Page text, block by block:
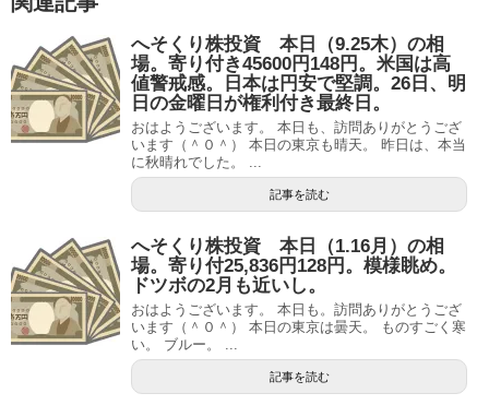
へそくり株投資 本日（9.25木）の相
場。寄り付き45600円148円。米国は高
値警戒感。日本は円安で堅調。26日、明
日の金曜日が権利付き最終日。
おはようございます。 本日も、訪問ありがとうござ
います（＾０＾） 本日の東京も晴天。 昨日は、本当
に秋晴れでした。 ...
記事を読む
へそくり株投資 本日（1.16月）の相
場。寄り付25,836円128円。模様眺め。
ドツボの2月も近いし。
おはようございます。 本日も。訪問ありがとうござ
います（＾０＾） 本日の東京は曇天。 ものすごく寒
い。 ブルー。 ...
記事を読む